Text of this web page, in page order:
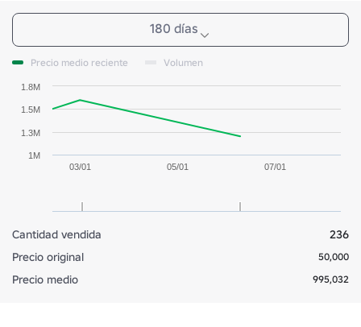
180 días
Precio medio reciente Volumen
03/01 05/01 07/01
1M
1.5M
1.3M
1.8M
Cantidad vendida
236
Precio original
50,000
Precio medio 995,032